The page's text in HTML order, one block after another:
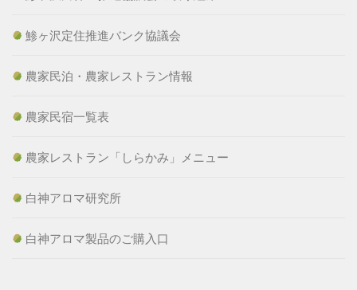
鯵ヶ沢定住推進バンク協議会
農家民泊・農家レストラン情報
農家民宿一覧表
農家レストラン「しらかみ」メニュー
白神アロマ研究所
白神アロマ製品のご購入口